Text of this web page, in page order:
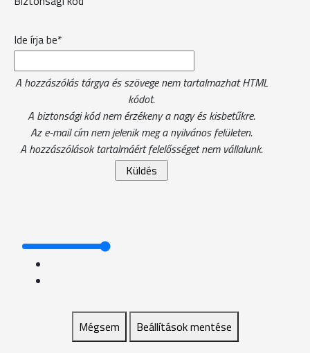
Ide írja be*
A hozzászólás tárgya és szövege nem tartalmazhat HTML
kódot.
A biztonsági kód nem érzékeny a nagy és kisbetűkre.
Az e-mail cím nem jelenik meg a nyilvános felületen.
A hozzászólások tartalmáért felelősséget nem vállalunk.
Mégsem Beállítások mentése